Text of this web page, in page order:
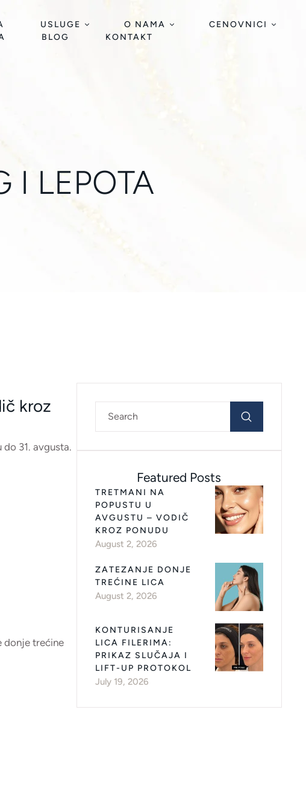
USLUGE O NAMA
CENOVNICI
BLOG KONTAKT
I LEPOTA
kroz
31. avgusta.
donje trećine
Featured Posts
TRETMANI NA
POPUSTU U
AVGUSTU – VODIČ
KROZ PONUDU
August 2, 2026
ZATEZANJE DONJE
TREĆINE LICA
August 2, 2026
KONTURISANJE
LICA FILERIMA:
PRIKAZ SLUČAJA I
LIFT-UP PROTOKOL
July 19, 2026